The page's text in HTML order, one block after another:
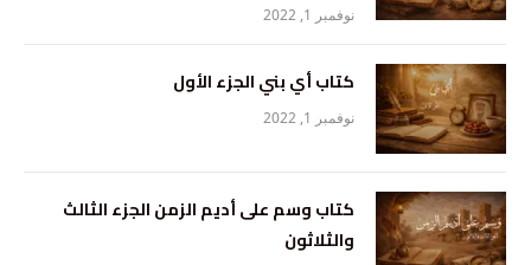
نوفمبر 1, 2022
كتاب أي بني الجزء الأول
نوفمبر 1, 2022
كتاب وسم على أديم الزمن الجزء الثالث
والثلاثون